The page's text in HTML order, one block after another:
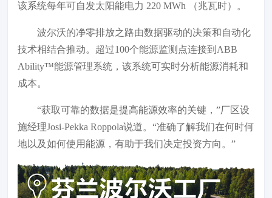
该系统每年可自发太阳能电力 220 MWh （兆瓦时）。
波尔沃的净零排放之路由数据驱动的决策和自动化
技术相结合推动。超过100个能源监测点连接到ABB
Ability™能源管理系统，该系统可实时分析能源消耗和
成本。
“获取可靠的数据是提高能源效率的关键，”厂区设
施经理Josi-Pekka Roppola说道。“准确了解我们在何时何
地以及如何使用能源，有助于我们决定投资方向。”